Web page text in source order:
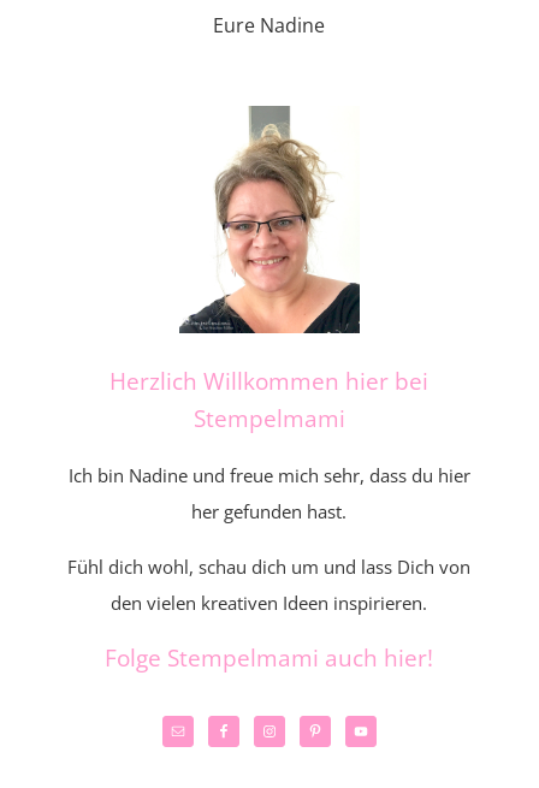
Eure Nadine
Herzlich Willkommen hier bei
Stempelmami
Ich bin Nadine und freue mich sehr, dass du hier
her gefunden hast.
Fühl dich wohl, schau dich um und lass Dich von
den vielen kreativen Ideen inspirieren.
Folge Stempelmami auch hier!